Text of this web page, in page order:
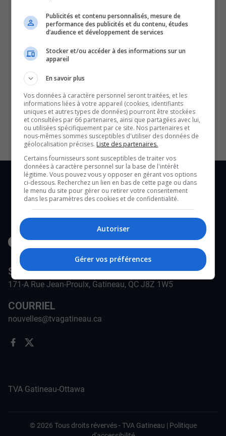
SOUTENIR NOS MÉDIAS, C’EST PROTÉGER NOTRE
CULTURE ET NOTRE ÉCONOMIE
STATION
171-A Rue Jean-Proulx, Gatineau, QC J8Z 1W5
COURRIEL
nouvelles@tvagatineau.ca
TVA Gatineau-Ottawa
© 2026 Tous droits révervés -TVA Gatineau | Politique
Publicités et contenu personnalisés, mesure de
performance des publicités et du contenu, études
d’audience et développement de services
Stocker et/ou accéder à des informations sur un
appareil
En savoir plus
Vos données à caractère personnel seront traitées, et les
informations liées à votre appareil (cookies, identifiants
uniques et autres types de données) pourront être stockées
et consultées par 66 partenaires, ainsi que partagées avec lui,
ou utilisées spécifiquement par ce site. Nos partenaires et
nous-mêmes sommes susceptibles d'utiliser des données de
géolocalisation précises. Liste des partenaires.
Certains fournisseurs sont susceptibles de traiter vos
données à caractère personnel sur la base de l'intérêt
légitime. Vous pouvez vous y opposer en gérant vos options
ci-dessous. Recherchez un lien en bas de cette page ou dans
le menu du site pour gérer ou retirer votre consentement
dans les paramètres des cookies et de confidentialité.
Autoriser
Gérer vos préférences